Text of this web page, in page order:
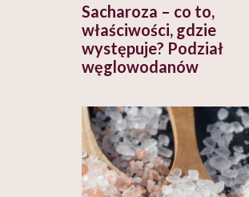
Sacharoza – co to,
właściwości, gdzie
występuje? Podział
węglowodanów